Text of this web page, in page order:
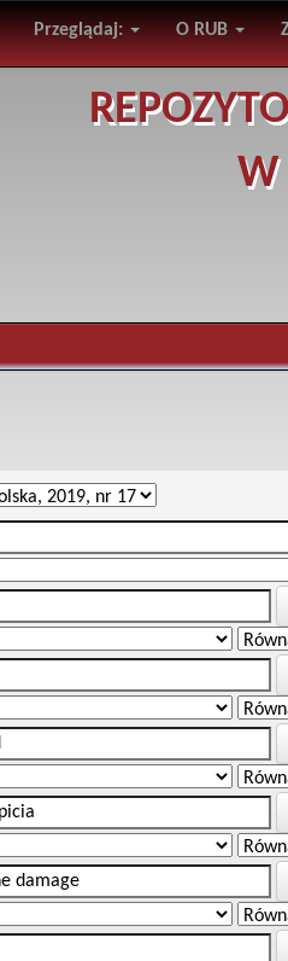
Przeglądaj: O RUB
W